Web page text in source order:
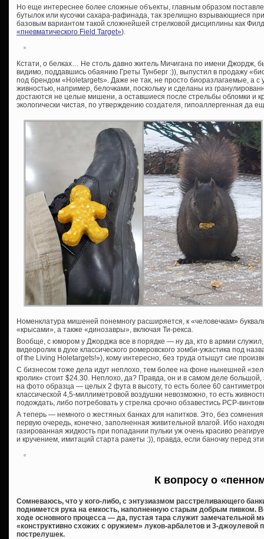
Но еще интереснее более сложные объекты, главным образом
бутылок или кусочки сахара-рафинада, так зрелищно взрывающиеся
базовым вариантом такой сложнейшей стрелковой дисциплины как
«пневматического Field Target»).
Кстати, о белках… Не столь давно житель Мичигана по имени Джордж,
видимо, поддавшись обаянию Греты Тунберг :)), выпустил в продажу
под брендом «Holetargets». Даже не так, не просто биоразлагаемые, а
живностью, например, белочками, поскольку и сделаны из
достаются не целые мишени, а оставшиеся после стрельбы обломки и
экологически чистая, по утверждению создателя, гипоаллергенная да
Номенклатура мишеней понемногу расширяется, к «человечкам»
«крысами», а также «динозавры», включая Ти-рекса.
Вообще, с юмором у Джорджа все в порядке — ну да, кто в армии служил,
видеоролик в духе классического ромеровского зомби-ужастика под
of the Living Holetargets!»), кому интересно, без труда отыщут сие
С бизнесом тоже дела идут неплохо, тем более на фоне нынешней
кролик» стоит $24.30. Неплохо, да? Правда, он и в самом деле большой,
на фото образца — целых 2 фута в высоту, то есть более 60
классической 4,5-миллиметровой воздушки невозможно, то есть
подождать, либо потребовать у стрелка срочно обзавестись PCP-
А теперь — немного о жестяных банках для напитков. Это, без
первую очередь, конечно, заполненная живительной влагой. Ибо
газированная жидкость при попадании пульки уж очень красиво
и кручением, имитаций старта ракеты :)), правда, если баночку перед
К вопросу о
Сомневаюсь, что у кого-либо, с энтузиазмом расстреливающего
поднимется рука на емкость, наполненную старым добрым пивком.
ходе основного процесса — да, пустая тара служит замечательной
«конструктивно схожих с оружием» луков-арбалетов и 3-
пострелушек.